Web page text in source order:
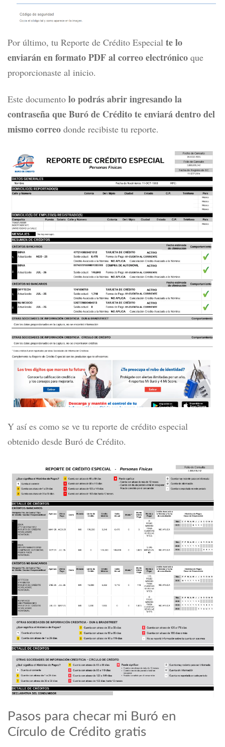
Por último, tu Reporte de Crédito Especial te lo
enviarán en formato PDF al correo electrónico que
proporcionaste al inicio.
Este documento lo podrás abrir ingresando la
contraseña que Buró de Crédito te enviará dentro del
mismo correo donde recibiste tu reporte.
Y así es como se ve tu reporte de crédito especial
obtenido desde Buró de Crédito.
Pasos para checar mi Buró en
Círculo de Crédito gratis